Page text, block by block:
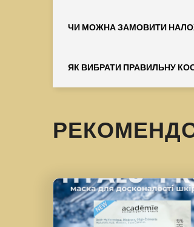
ЧИ МОЖНА ЗАМОВИТИ
ЯК ВИБРАТИ ПРАВИЛЬНУ